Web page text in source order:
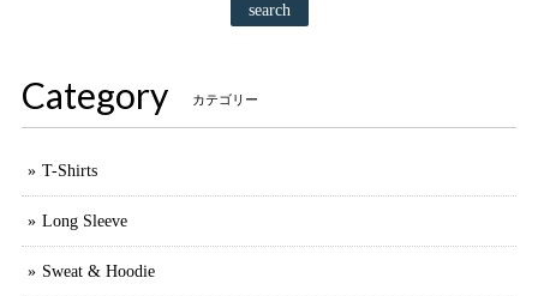
search
Category カテゴリー
T-Shirts
Long Sleeve
Sweat & Hoodie